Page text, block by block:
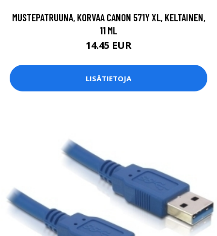
MUSTEPATRUUNA, KORVAA CANON 571Y XL, KELTAINEN,
11 ML
14.45 EUR
LISÄTIETOJA